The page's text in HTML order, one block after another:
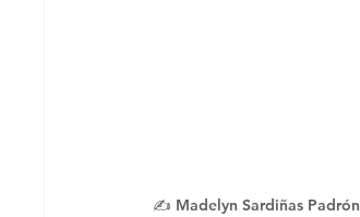
✍️ Madelyn Sardiñas Padrón